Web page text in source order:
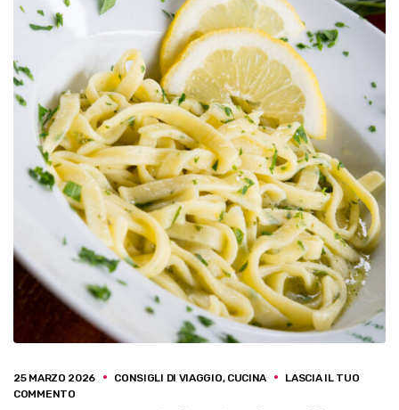
25 MARZO 2026 CONSIGLI DI VIAGGIO, CUCINA
LASCIA IL TUO
COMMENTOSU